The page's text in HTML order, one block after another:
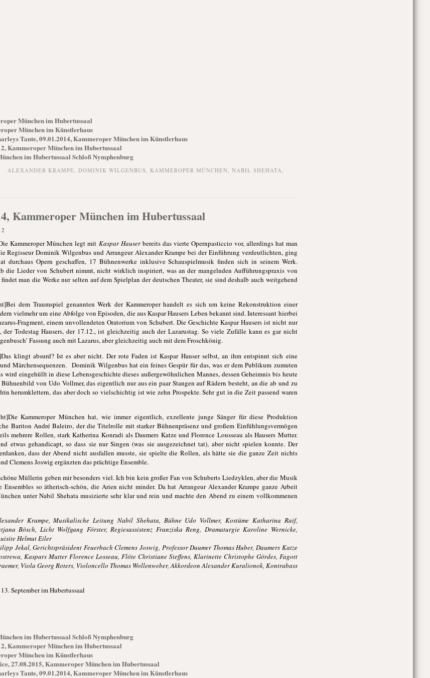
München im Hubertussaal
München im Künstlerhaus
Tante, 09.01.2014, Kammeroper München im Künstlerhaus
Kammeroper München im Hubertussaal
im Hubertussaal Schloß Nymphenburg
ALEXANDER KRAMPE, DOMINIK WILGENBUS, KAMMEROPER MÜNCHEN, NABIL SHEHATA,
Kammeroper München im Hubertussaal
Kammeroper München legt mitKaspar Hauserbereits das vierte Opernpasticcio vor, allerdings hat man
Regisseur Dominik Wilgenbus und Arrangeur Alexander Krampe bei der Einführung verdeutlichten, ging
durchaus Opern geschaffen, 17 Bühnenwerke inklusive Schauspielmusik finden sich in seinem Werk.
die Lieder von Schubert nimmt, nicht wirklich inspiriert, was an der mangelnden Aufführungspraxis von
man die Werke nur selten auf dem Spielplan der deutschen Theater, sie sind deshalb auch weitgehend
dem Traumspiel genannten Werk der Kammeroper handelt es sich um keine Rekonstruktion einer
vielmehr um eine Abfolge von Episoden, die aus Kaspar Hausers Leben bekannt sind. Interessant hierbei
Fragment, einem unvollendeten Oratorium von Schubert. Die Geschichte Kaspar Hausers ist nicht nur
Todestag Hausers, der 17.12., ist gleichzeitig auch der Lazarustag. So viele Zufälle kann es gar nicht
Fassung auch mit Lazarus, aber gleichzeitig auch mit dem Froschkönig.
klingt absurd? Ist es aber nicht. Der rote Faden ist Kaspar Hauser selbst, an ihm entspinnt sich eine
Märchensequenzen. Dominik Wilgenbus hat ein feines Gespür für das, was er dem Publikum zumuten
eingehüllt in diese Lebensgeschichte dieses außergewöhnlichen Mannes, dessen Geheimnis bis heute
von Udo Vollmer, das eigentlich nur aus ein paar Stangen auf Rädern besteht, an die ab und zu
herumklettern, das aber doch so vielschichtig ist wie zehn Prospekte. Sehr gut in die Zeit passend waren
Kammeroper München hat, wie immer eigentlich, exzellente junge Sänger für diese Produktion
Bariton André Baleiro, der die Titelrolle mit starker Bühnenpräsenz und großem Einfühlungsvermögen
mehrere Rollen, stark Katherina Konradi als Daumers Katze und Florence Lousseau als Hausers Mutter.
etwas gehandicapt, so dass sie nur Singen (was sie ausgezeichnet tat), aber nicht spielen konnte. Der
dass der Abend nicht ausfallen musste, sie spielte die Rollen, als hätte sie die ganze Zeit nichts
Clemens Joswig ergänzten das prächtige Ensemble.
Müllerin geben mir besonders viel. Ich bin kein großer Fan von Schuberts Liedzyklen, aber die Musik
so ätherisch-schön, die Arien nicht minder. Da hat Arrangeur Alexander Krampe ganze Arbeit
unter Nabil Shehata musizierte sehr klar und rein und machte den Abend zu einem vollkommenen
Krampe, Musikalische Leitung Nabil Shehata, Bühne Udo Vollmer, Kostüme Katharina Raif,
Bösch, Licht Wolfgang Förster, Regiesassistenz Franziska Reng, Dramaturgie Karoline Wernicke,
Helmut Eiler
Jekal, Gerichtspräsident Feuerbach Clemens Joswig, Professor Daumer Thomas Huber, Daumers Katze
Kaspars Mutter Florence Losseau, Flöte Christiane Steffens, Klarinette Christophe Gördes, Fagott
Viola Georg Roters, Violoncello Thomas Wollenweber, Akkordeon Alexander Kuralionok, Kontrabass
September im Hubertussaal
im Hubertussaal Schloß Nymphenburg
Kammeroper München im Hubertussaal
München im Künstlerhaus
27.08.2015, Kammeroper München im Hubertussaal
Tante, 09.01.2014, Kammeroper München im Künstlerhaus